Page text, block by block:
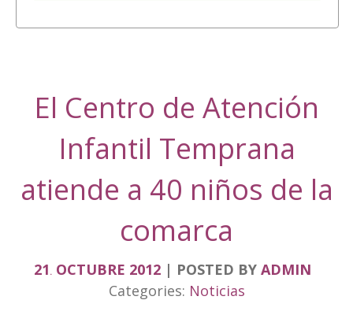
El Centro de Atención
Infantil Temprana
atiende a 40 niños de la
comarca
21 . OCTUBRE 2012 POSTED BY ADMIN
Categories: Noticias